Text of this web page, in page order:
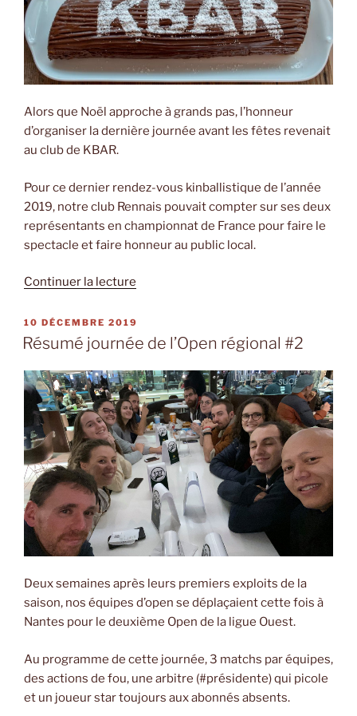
Alors que Noël approche à grands pas, l’honneur
d’organiser la dernière journée avant les fêtes revenait
au club de KBAR.
Pour ce dernier rendez-vous kinballistique de l’année
2019, notre club Rennais pouvait compter sur ses deux
représentants en championnat de France pour faire le
spectacle et faire honneur au public local.
Continuer la lecture
journée
de
national
#3
(chez
nous
!) »
PUBLIÉ
LE
10 DÉCEMBRE 2019
Résumé journée de l’Open régional #2
Deux semaines après leurs premiers exploits de la
saison, nos équipes d’open se déplaçaient cette fois à
Nantes pour le deuxième Open de la ligue Ouest.
Au programme de cette journée, 3 matchs par équipes,
des actions de fou, une arbitre (#présidente) qui picole
et un joueur star toujours aux abonnés absents.